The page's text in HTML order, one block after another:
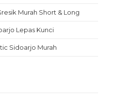
Murah Short & Long
Lepas Kunci
Sidoarjo Murah